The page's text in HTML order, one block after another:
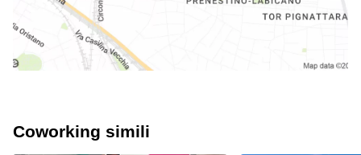
Coworking simili